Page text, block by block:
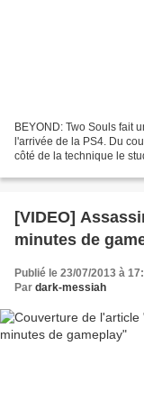
BEYOND: Two Souls fait
l'arrivée de la PS4. Du
côté de la technique le
[VIDEO]
minutes de
Publié le 23/07/2013 à
Par dark-messiah